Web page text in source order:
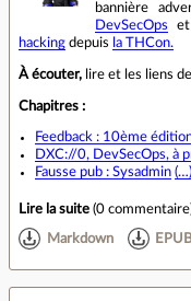
bannière
DevSecOps
hacking depuis la THCon.
À écouter, lire et les liens
Chapitres :
Feedback : 10ème
DXC://0, DevSecOps, à
Fausse pub : Sysadmin (…)
Lire la suite (0 commentaire
Markdown